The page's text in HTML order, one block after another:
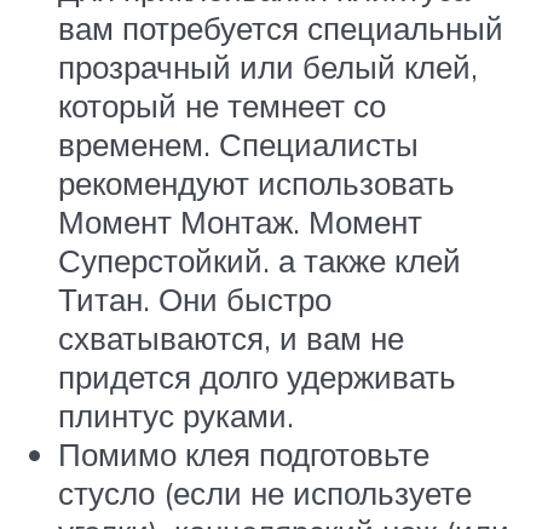
вам потребуется специальный
прозрачный или белый клей,
который не темнеет со
временем. Специалисты
рекомендуют использовать
Момент Монтаж. Момент
Суперстойкий. а также клей
Титан. Они быстро
схватываются, и вам не
придется долго удерживать
плинтус руками.
Помимо клея подготовьте
стусло (если не используете